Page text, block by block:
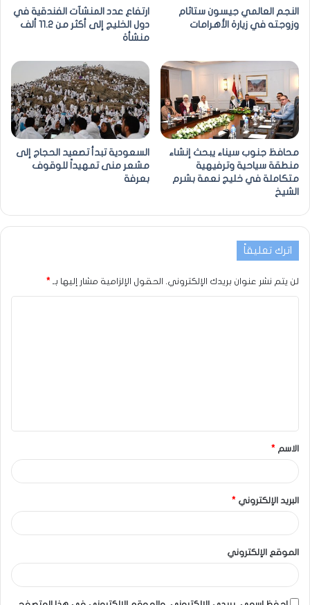
النجم العالمي جيسون ستاثام
وزوجته في زيارة الأهرامات
ارتفاع عدد المنشآت الفندقية في
دول الخليج إلى أكثر من 11.2 ألف
منشأة
محافظ جنوب سيناء يبحث إنشاء
منطقة سياحية وترفيهية
متكاملة في خليج نعمة بشرم
الشيخ
السعودية تبدأ تصعيد الحجاج إلى
مشعر منى تمهيداً للوقوف
بعرفة
اترك تعليقاً
لن يتم نشر عنوان بريدك الإلكتروني. الحقول الإلزامية مشار إليها بـ *
الاسم *
البريد الإلكتروني *
الموقع الإلكتروني